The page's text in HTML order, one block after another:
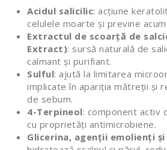
Acidul salicilic: acțiune
celulele moarte și previne
Extractul de scoarță de
Extract): sursă naturală de
calmant și purifiant.
Sulful: ajută la limitarea
implicate în apariția mătreții și
de sebum.
4-Terpineol: component activ
cu proprietăți antimicrobiene.
Glicerina, agenții emolienți